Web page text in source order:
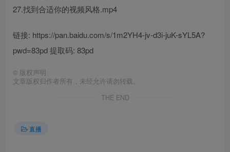
27.找到合适你的视频风格.mp4
链接: https://pan.baidu.com/s/1m2YH4-jv-d3i-juK-sYL5A?
pwd=83pd 提取码: 83pd
© 版权声明
文章版权归作者所有，未经允许请勿转载。
THE END
直播